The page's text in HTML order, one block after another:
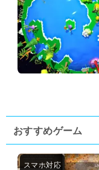
おすすめゲーム